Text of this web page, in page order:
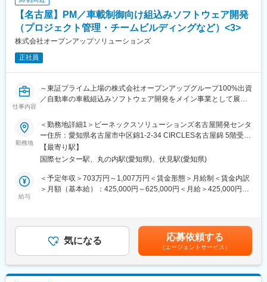
豊富な開発経験を通じてスキルを磨くことができます。さらに定
期的なフィードバックを通じて成長をサポートします。
◎社風
えています。トップダウンではなく、上下関係にとらわれずに役
割を重視し、互いを尊重しながら協力して業務を進めます。ま
る風通しの良さを重視しています。
※選考を通じて適切なプロジェクトを選出させていただきます。
■担当工程：
・要件定義～評価、品質担保
・顧客折衝
・メンバー育成、チームビルディング
■主なツール：
OS：Windows
言語：C言語
ツール：CANoeなど
SPICE、Simulink
成長できる環境と働きやすさを両立する独立系SIerです。
術面において開発をリードしており、チームで技術課題を解決し
【名古屋】PM／車載制御向け組込みソフトウェア開発
（プロジェクト管理・チームビルディングなど）<3>
株式会社オープンアップソリューションズ
正社員
仕事内容
～東証プライム上場の株式会社オープンアップグループ100%出資
／自動車の車載組込みソフトウェア開発をメイン事業として展開
■仕事内容
開発メンバーとして車載制御ソフトウェアの機能開発業務を担当
いただきます。
■プロジェクト例
主な業務内容は以下の通りです。
・故障診断（ダイアグ）機能やフェールセーフ機能の設計・実装
・変速制御に関わる制御ソフトウェアの開発
・ISO／SAE規格に準拠した診断通信ソフトウェアの開発
勤務地
＜勤務地詳細1＞ビーネックスソリューションズ名古屋開発センタ
ー住所：愛知県名古屋市中区錦1-2-34 CIRCLES名古屋錦 5階受動
喫煙対策：屋内全面禁煙＜勤務地詳細2＞名古屋市内の顧客先住
所：愛知県名古屋市 受動喫煙対策：屋内全面禁煙変更の範囲：会
【最寄り駅】
国際センター駅、丸の内駅(愛知県)、伏見駅(愛知県)
給与
＜予定年収＞703万円～1,007万円＜賃金形態＞月給制＜賃金内訳
＞月額（基本給）：425,000円～625,000円＜月給＞425,000円～
金額であり、選考を通じて上下する可能性があります。月給(月額)
は固定手当を含めた表記です。
気になる 応募依頼する
（エージェントサービス）